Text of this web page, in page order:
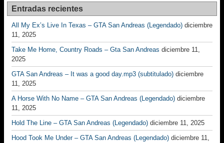
Entradas recientes
All My Ex’s Live In Texas – GTA San Andreas (Legendado) diciembre
11, 2025
Take Me Home, Country Roads – Gta San Andreas diciembre 11,
2025
GTA San Andreas – It was a good day.mp3 (subtitulado) diciembre
11, 2025
A Horse With No Name – GTA San Andreas (Legendado) diciembre
11, 2025
Hold The Line – GTA San Andreas (Legendado) diciembre 11, 2025
Hood Took Me Under – GTA San Andreas (Legendado) diciembre 11,